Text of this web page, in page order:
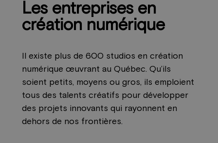
Les entreprises en
création numérique
Il existe plus de 600 studios en création
numérique œuvrant au Québec. Qu’ils
soient petits, moyens ou gros, ils emploient
tous des talents créatifs pour développer
des projets innovants qui rayonnent en
dehors de nos frontières.